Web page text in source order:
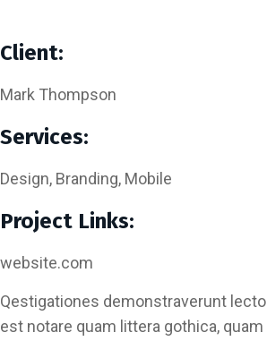
Client:
Mark Thompson
Services:
Design, Branding, Mobile
Project Links:
website.com
Qestigationes demonstraverunt
est notare quam littera gothica,